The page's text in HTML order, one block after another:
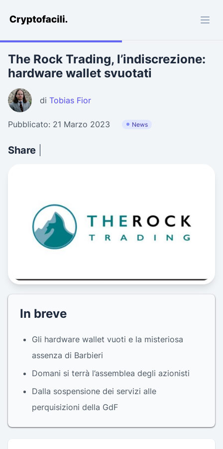
Cryptofacili.com
The Rock Trading, l’indiscrezione:
hardware wallet svuotati
di Tobias Fior
Pubblicato: 21 Marzo 2023 News
Share
In breve
Gli hardware wallet vuoti e la misteriosa
assenza di Barbieri
Domani si terrà l’assemblea degli azionisti
Dalla sospensione dei servizi alle
perquisizioni della GdF